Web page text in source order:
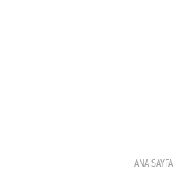
ANA SAYFA